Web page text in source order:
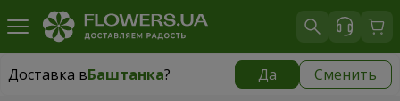
Доставка вБаштанка? Да Сменить
Доставка вБаштанка|